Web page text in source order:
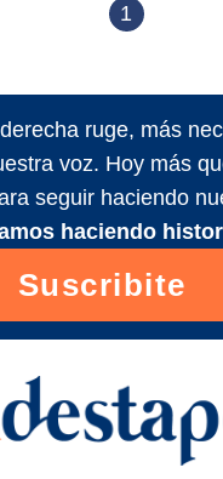
1
ruge, más
voz. Hoy más
seguir haciendo
haciendo
Suscribite